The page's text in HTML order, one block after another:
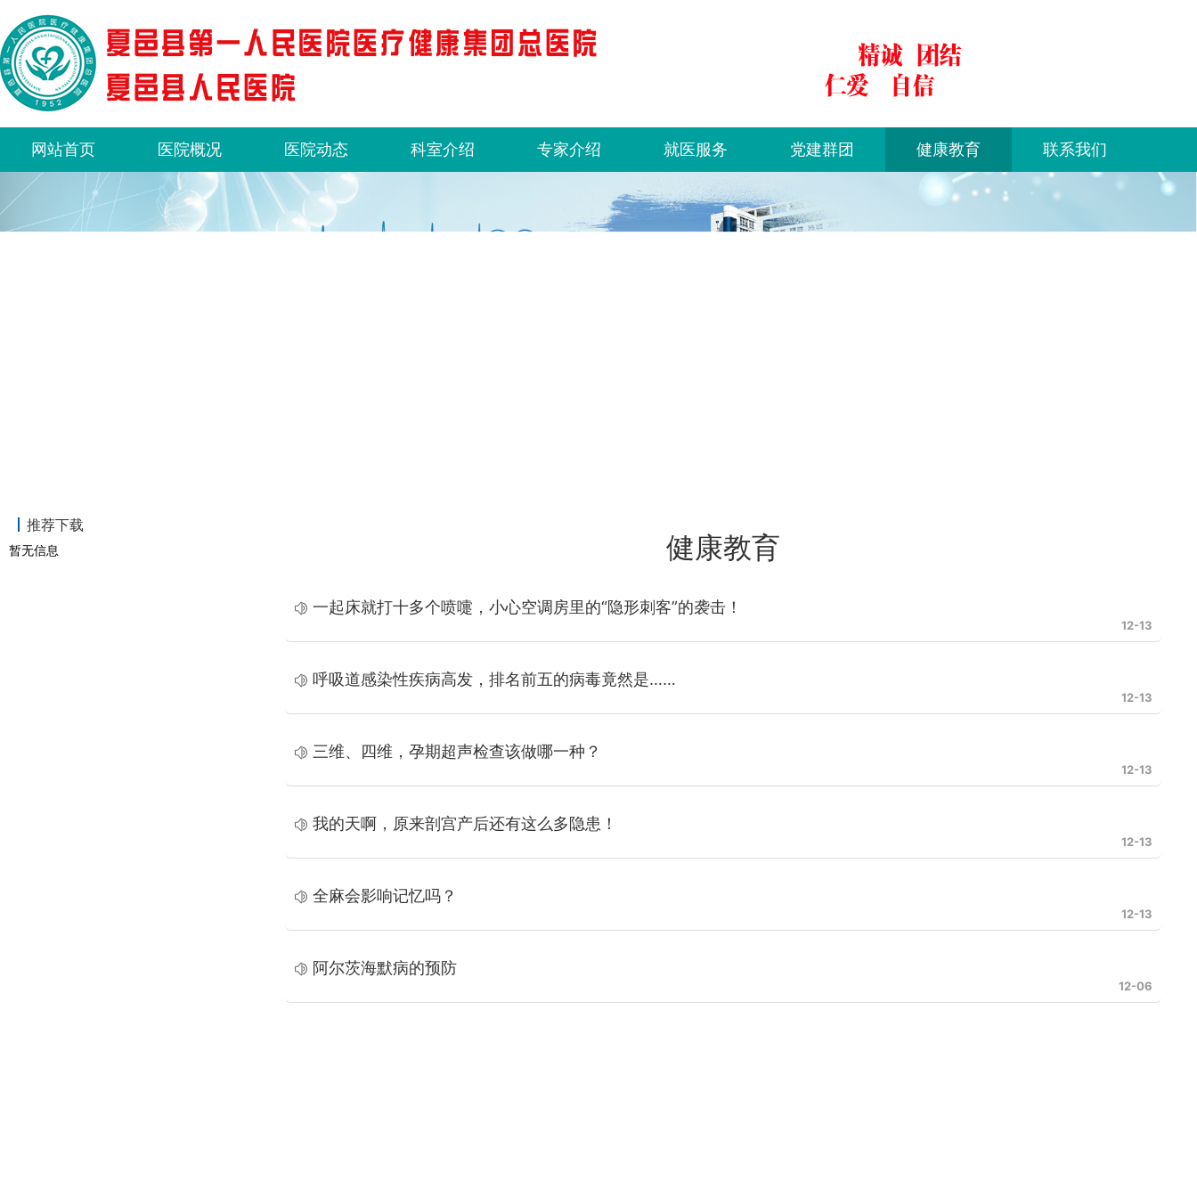
网站首页 医院概况 医院动态 科室介绍 专家介绍 就医服务 党建群团 健康教育 联系我们
推荐下载
暂无信息 健康教育
一起床就打十多个喷嚏，小心空调房里的“隐形刺客”的袭击！
12-13
呼吸道感染性疾病高发，排名前五的病毒竟然是……
12-13
三维、四维，孕期超声检查该做哪一种？
12-13
我的天啊，原来剖宫产后还有这么多隐患！
12-13
全麻会影响记忆吗？
12-13
阿尔茨海默病的预防
12-06